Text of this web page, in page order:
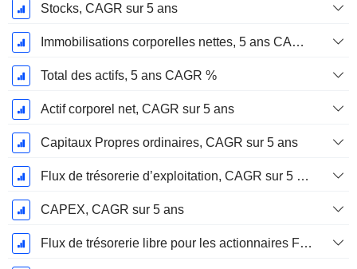
Stocks, CAGR sur 5 ans
Immobilisations corporelles nettes, 5 ans CAGR %
Total des actifs, 5 ans CAGR %
Actif corporel net, CAGR sur 5 ans
Capitaux Propres ordinaires, CAGR sur 5 ans
Flux de trésorerie d’exploitation, CAGR sur 5 ans
CAPEX, CAGR sur 5 ans
Flux de trésorerie libre pour les actionnaires FCFE, CAGR sur 5 ans